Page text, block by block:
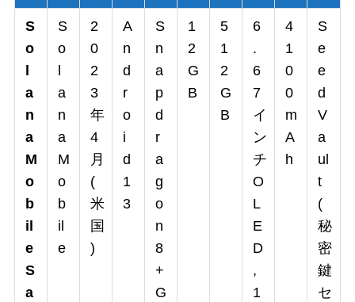
S
o
a
n
a
M
o
b
il
e
S
a
S
o
a
n
a
M
o
b
il
e
2
0
2
3
年
4
月
(
米
国
)
A
n
d
r
o
i
d
1
3
S
n
a
p
d
r
a
g
o
n
8
+
G
1
2
G
B
5
1
2
G
B
6
.
6
7
イ
ン
チ
O
L
E
D
,
1
4
1
0
0
m
A
h
S
e
e
d
V
a
ul
t
(
秘
密
鍵
セ